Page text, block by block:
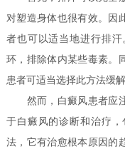
对塑造身体也很有效。因
者也可以适当地进行排
环，排除体内某些毒素。
患者可适当选择此方法缓
然而，白癜风患者应注
于白癜风的诊断和治疗
法，它有治愈根本原因的